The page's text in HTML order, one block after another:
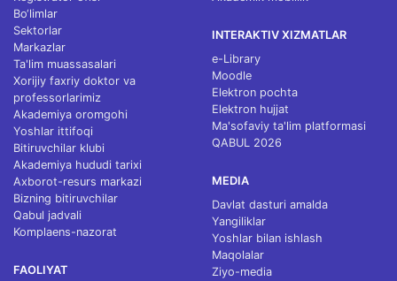
Bo‘limlar
Sektorlar
Markazlar
Ta'lim muassasalari
Xorijiy faxriy doktor va
professorlarimiz
Akademiya oromgohi
Yoshlar ittifoqi
Bitiruvchilar klubi
Akademiya hududi tarixi
Axborot-resurs markazi
Bizning bitiruvchilar
Qabul jadvali
Komplaens-nazorat
FAOLIYAT
INTERAKTIV XIZMATLAR
e-Library
Moodle
Elektron pochta
Elektron hujjat
Ma'sofaviy ta'lim platformasi
QABUL 2026
MEDIA
Davlat dasturi amalda
Yangiliklar
Yoshlar bilan ishlash
Maqolalar
Ziyo-media